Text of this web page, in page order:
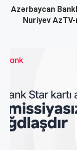
Azərbaycan
Nuriyev